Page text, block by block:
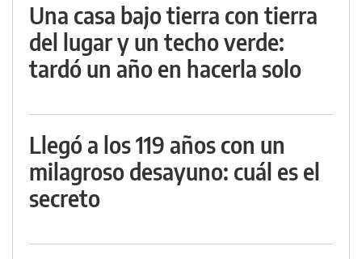
Una casa bajo tierra con tierra
del lugar y un techo verde:
tardó un año en hacerla solo
Llegó a los 119 años con un
milagroso desayuno: cuál es el
secreto